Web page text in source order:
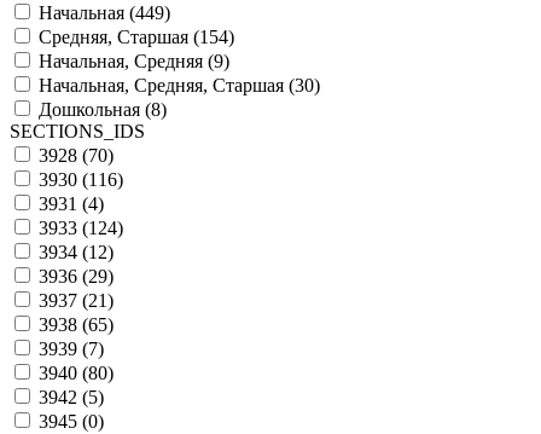
Начальная (449)
Средняя, Старшая (154)
Начальная, Средняя (9)
Начальная, Средняя, Старшая (30)
Дошкольная (8)
SECTIONS_IDS
3928 (70)
3930 (116)
3931 (4)
3933 (124)
3934 (12)
3936 (29)
3937 (21)
3938 (65)
3939 (7)
3940 (80)
3942 (5)
3945 (0)